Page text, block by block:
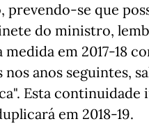
se que
do ministro,
medida em 2017-18
anos seguintes,
Esta
em 2018-19.